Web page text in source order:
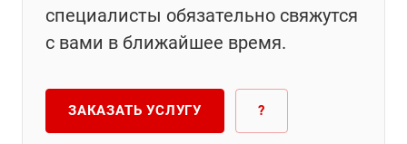
специалисты обязательно свяжутся
с вами в ближайшее время.
ЗАКАЗАТЬ УСЛУГУ ?